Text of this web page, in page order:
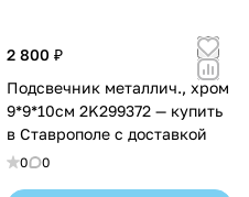
2 800 ₽
Подсвечник металлич., хром
9*9*10см 2K299372 — купить
в Ставрополе с доставкой
0 0